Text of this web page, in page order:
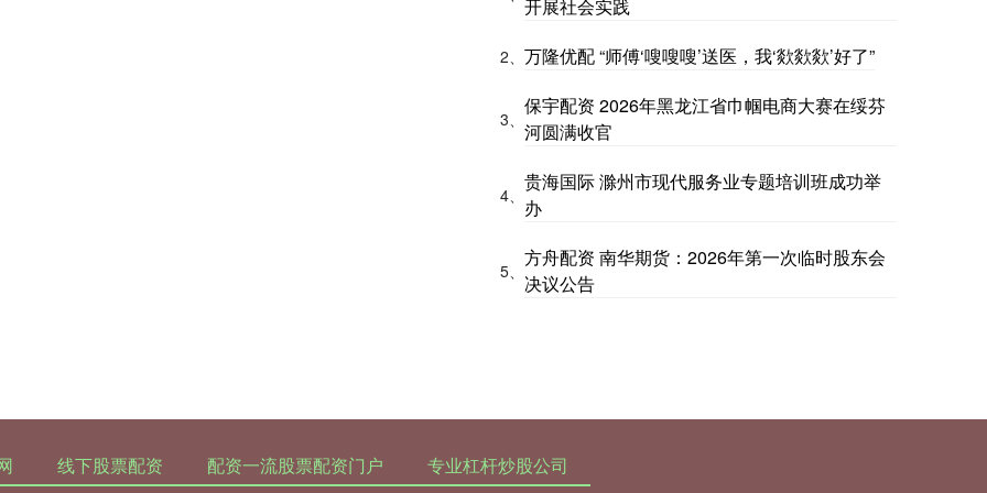
开展社会实践
2、 万隆优配 “师傅‘嗖嗖嗖’送医，我‘欻欻欻’好了”
3、
保宇配资 2026年黑龙江省巾帼电商大赛在绥芬
河圆满收官
4、
贵海国际 滁州市现代服务业专题培训班成功举
办
5、
方舟配资 南华期货：2026年第一次临时股东会
决议公告
线下股票配资 配资一流股票配资门户 专业杠杆炒股公司